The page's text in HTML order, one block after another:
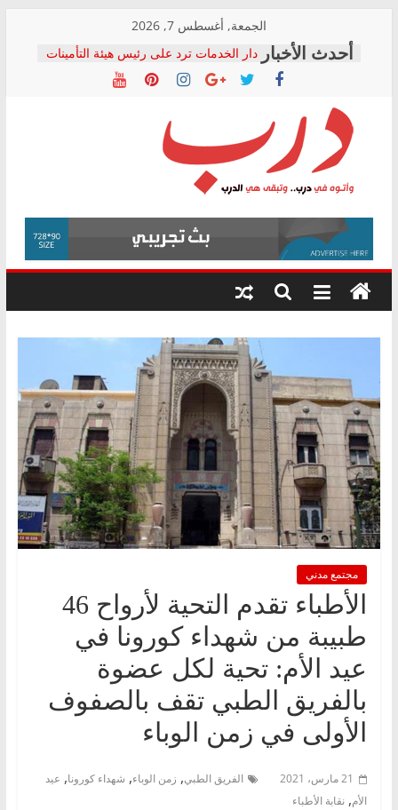
content
الجمعة, أغسطس 7, 2026
دار الخدمات ترد على رئيس هيئة التأمينات
بعد مؤتمره الصحفي: إنكار الأزمة لا ينهي
معاناة أصحاب المعاشات.. ونطالب بكشف
فرحات سليمان يكتب: القطاع الصحي إلى
أين؟
حزب التحالف الشعبي يطلق لجنة “الحق
في الصحة” بالإسكندرية لرصد الانتهاكات
ودعم المرضى
الوزاري لمدينة الصحفيين.. وانتهاء أعمال
إنشاء المبنى الإداري
المجلس القومي لحقوق الإنسان يعلن
متابعة قضية الدكتور محمد زهران.. ويؤكد:
قرينة البراءة وضمانات المحاكمة العادلة
درب
وأتوه
درب..
وتبقى
هي
مجتمع مدني
الأطباء تقدم التحية لأرواح 46
طبيبة من شهداء كورونا في
عيد الأم: تحية لكل عضوة
بالفريق الطبي تقف بالصفوف
الأولى في زمن الوباء
21 مارس، 2021 الفريق الطبي, زمن الوباء, شهداء كورونا, عيد
الأم, نقابة الأطباء